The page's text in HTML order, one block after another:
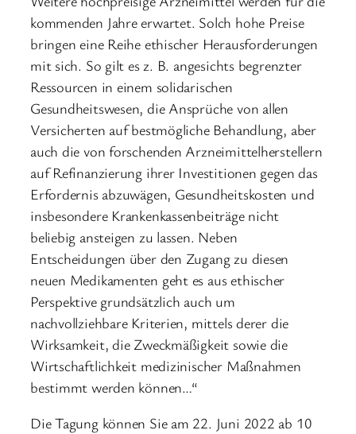
kommenden Jahre erwartet. Solch hohe Preise
bringen eine Reihe ethischer Herausforderungen
mit sich. So gilt es z. B. angesichts begrenzter
Ressourcen in einem solidarischen
Gesundheitswesen, die Ansprüche von allen
Versicherten auf bestmögliche Behandlung, aber
auch die von forschenden Arzneimittelherstellern
auf Refinanzierung ihrer Investitionen gegen das
Erfordernis abzuwägen, Gesundheitskosten und
insbesondere Krankenkassenbeiträge nicht
beliebig ansteigen zu lassen. Neben
Entscheidungen über den Zugang zu diesen
neuen Medikamenten geht es aus ethischer
Perspektive grundsätzlich auch um
nachvollziehbare Kriterien, mittels derer die
Wirksamkeit, die Zweckmäßigkeit sowie die
Wirtschaftlichkeit medizinischer Maßnahmen
bestimmt werden können…“
Die Tagung können Sie am 22. Juni 2022 ab 10